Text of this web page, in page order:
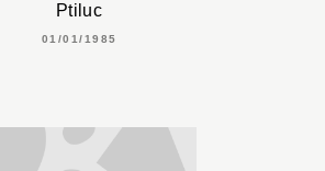
Ptiluc
01/01/1985